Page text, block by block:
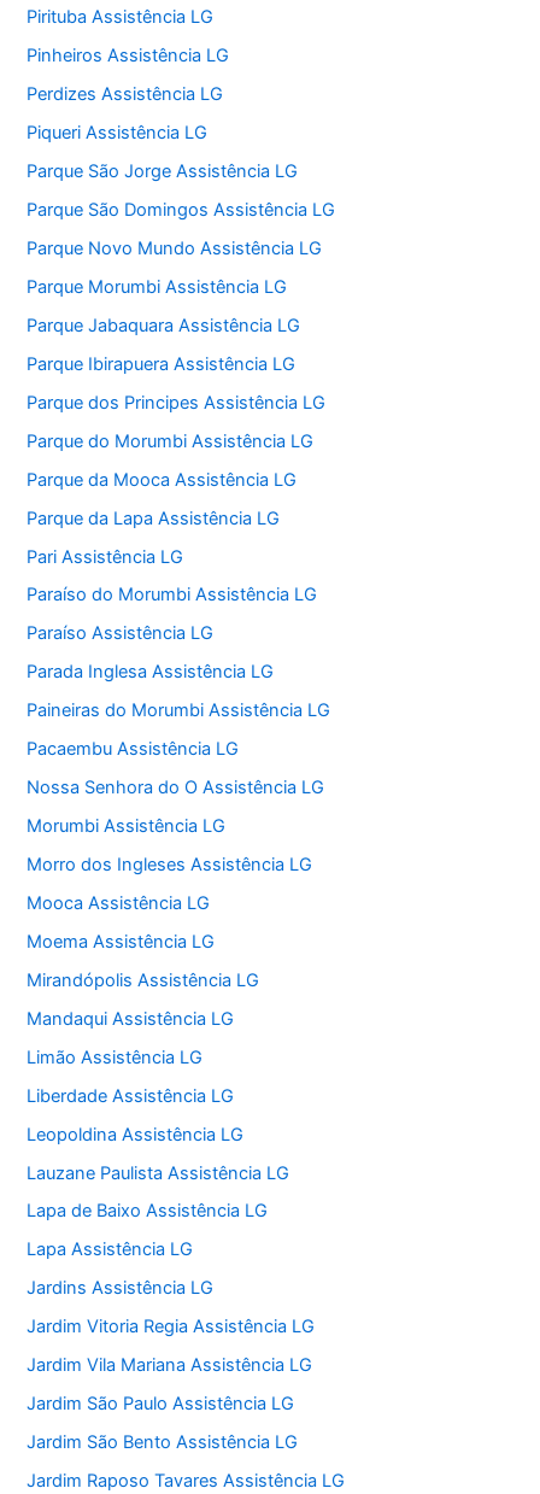
Pirituba Assistência LG
Pinheiros Assistência LG
Perdizes Assistência LG
Piqueri Assistência LG
Parque São Jorge Assistência LG
Parque São Domingos Assistência LG
Parque Novo Mundo Assistência LG
Parque Morumbi Assistência LG
Parque Jabaquara Assistência LG
Parque Ibirapuera Assistência LG
Parque dos Principes Assistência LG
Parque do Morumbi Assistência LG
Parque da Mooca Assistência LG
Parque da Lapa Assistência LG
Pari Assistência LG
Paraíso do Morumbi Assistência LG
Paraíso Assistência LG
Parada Inglesa Assistência LG
Paineiras do Morumbi Assistência LG
Pacaembu Assistência LG
Nossa Senhora do O Assistência LG
Morumbi Assistência LG
Morro dos Ingleses Assistência LG
Mooca Assistência LG
Moema Assistência LG
Mirandópolis Assistência LG
Mandaqui Assistência LG
Limão Assistência LG
Liberdade Assistência LG
Leopoldina Assistência LG
Lauzane Paulista Assistência LG
Lapa de Baixo Assistência LG
Lapa Assistência LG
Jardins Assistência LG
Jardim Vitoria Regia Assistência LG
Jardim Vila Mariana Assistência LG
Jardim São Paulo Assistência LG
Jardim São Bento Assistência LG
Jardim Raposo Tavares Assistência LG